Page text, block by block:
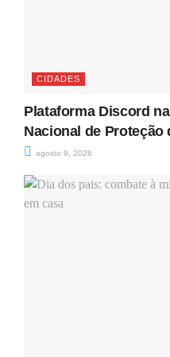
CIDADES
Plataforma Discord
Nacional de Proteção
agosto 9, 2026